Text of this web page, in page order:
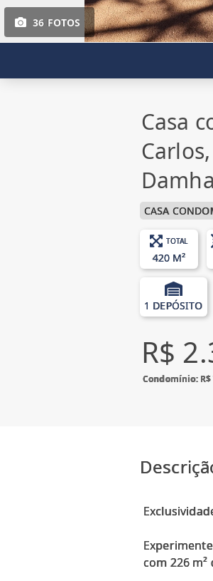
36 FOTOS
Casa
CASA
TOTAL
420 M²
1 DEPÓSITO
R$
Condomínio: R$
com 226